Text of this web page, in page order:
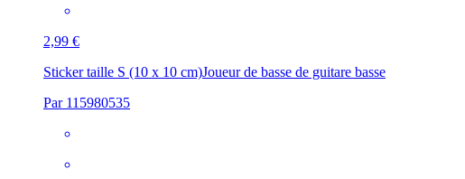
2,99 €
Sticker taille S (10 x 10 cm)Joueur de basse de guitare basse
Par 115980535